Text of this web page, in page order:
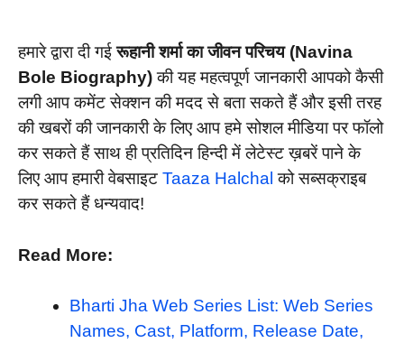
हमारे द्वारा दी गईरूहानी शर्मा का जीवन परिचय (Navina
Bole Biography)की यह महत्वपूर्ण जानकारी आपको कैसी
लगी आप कमेंट सेक्शन की मदद से बता सकते हैं और इसी तरह
की खबरों की जानकारी के लिए आप हमे सोशल मीडिया पर फॉलो
कर सकते हैं साथ ही प्रतिदिन हिन्दी में लेटेस्ट ख़बरें पाने के
लिए आप हमारी वेबसाइट Taaza Halchal को सब्सक्राइब
कर सकते हैं धन्यवाद!
Read More:
Bharti Jha Web Series List: Web Series
Names, Cast, Platform, Release Date,